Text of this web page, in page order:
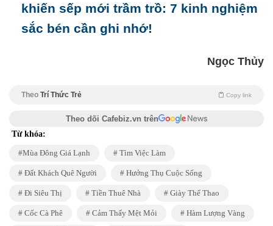
khiến sếp mới trầm trồ: 7 kinh nghiệm
sắc bén cần ghi nhớ!
Ngọc Thủy
Theo Trí Thức Trẻ Copy link
Theo dõi Cafebiz.vn trên
Từ khóa:
Mùa Đông Giá Lạnh Tìm Việc Làm
Đất Khách Quê Người Hưởng Thụ Cuộc Sống
Đi Siêu Thị Tiền Thuê Nhà Giày Thể Thao
Cốc Cà Phê Cảm Thấy Mệt Mỏi Hàm Lượng Vàng